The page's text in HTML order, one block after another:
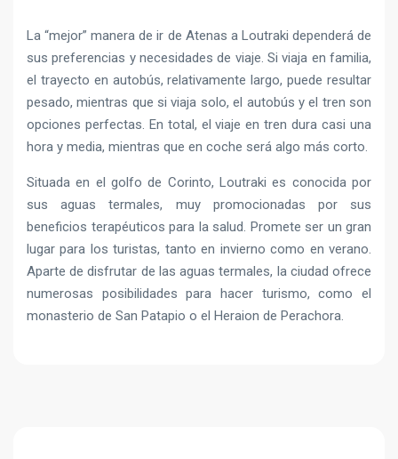
La “mejor” manera de ir de Atenas a Loutraki dependerá de
sus preferencias y necesidades de viaje. Si viaja en familia,
el trayecto en autobús, relativamente largo, puede resultar
pesado, mientras que si viaja solo, el autobús y el tren son
opciones perfectas. En total, el viaje en tren dura casi una
hora y media, mientras que en coche será algo más corto.
Situada en el golfo de Corinto, Loutraki es conocida por
sus aguas termales, muy promocionadas por sus
beneficios terapéuticos para la salud. Promete ser un gran
lugar para los turistas, tanto en invierno como en verano.
Aparte de disfrutar de las aguas termales, la ciudad ofrece
numerosas posibilidades para hacer turismo, como el
monasterio de San Patapio o el Heraion de Perachora.